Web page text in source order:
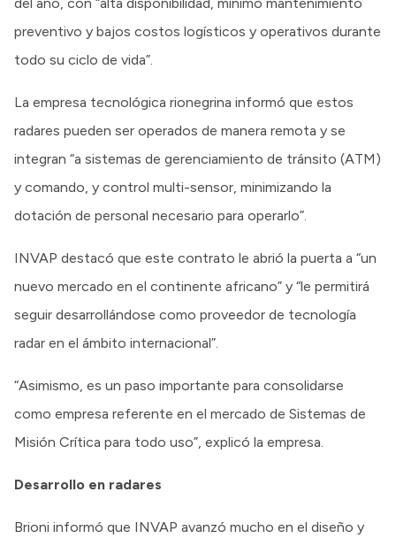
del año, con “alta disponibilidad, mínimo mantenimiento
preventivo y bajos costos logísticos y operativos durante
todo su ciclo de vida”.
La empresa tecnológica rionegrina informó que estos
radares pueden ser operados de manera remota y se
integran “a sistemas de gerenciamiento de tránsito (ATM)
y comando, y control multi-sensor, minimizando la
dotación de personal necesario para operarlo”.
INVAP destacó que este contrato le abrió la puerta a “un
nuevo mercado en el continente africano” y “le permitirá
seguir desarrollándose como proveedor de tecnología
radar en el ámbito internacional”.
“Asimismo, es un paso importante para consolidarse
como empresa referente en el mercado de Sistemas de
Misión Crítica para todo uso”, explicó la empresa.
Desarrollo en radares
Brioni informó que INVAP avanzó mucho en el diseño y